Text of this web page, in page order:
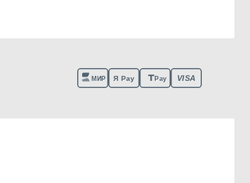
МИР Я Pay Pay VISA